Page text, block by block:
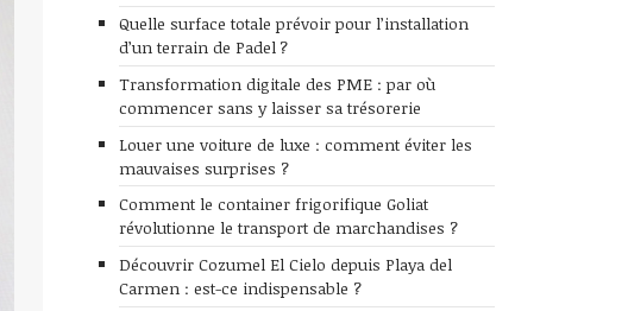
Quelle surface totale prévoir pour l’installation
d’un terrain de Padel ?
Transformation digitale des PME : par où
commencer sans y laisser sa trésorerie
Louer une voiture de luxe : comment éviter les
mauvaises surprises ?
Comment le container frigorifique Goliat
révolutionne le transport de marchandises ?
Découvrir Cozumel El Cielo depuis Playa del
Carmen : est-ce indispensable ?